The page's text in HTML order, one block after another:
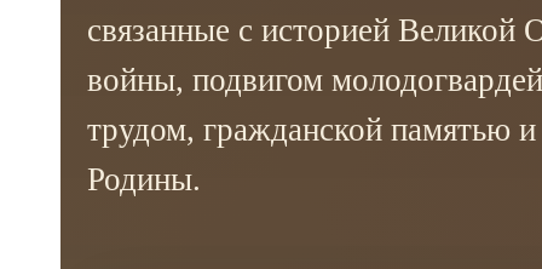
связанные с историей Великой
войны, подвигом
трудом, гражданской памятью
Родины.